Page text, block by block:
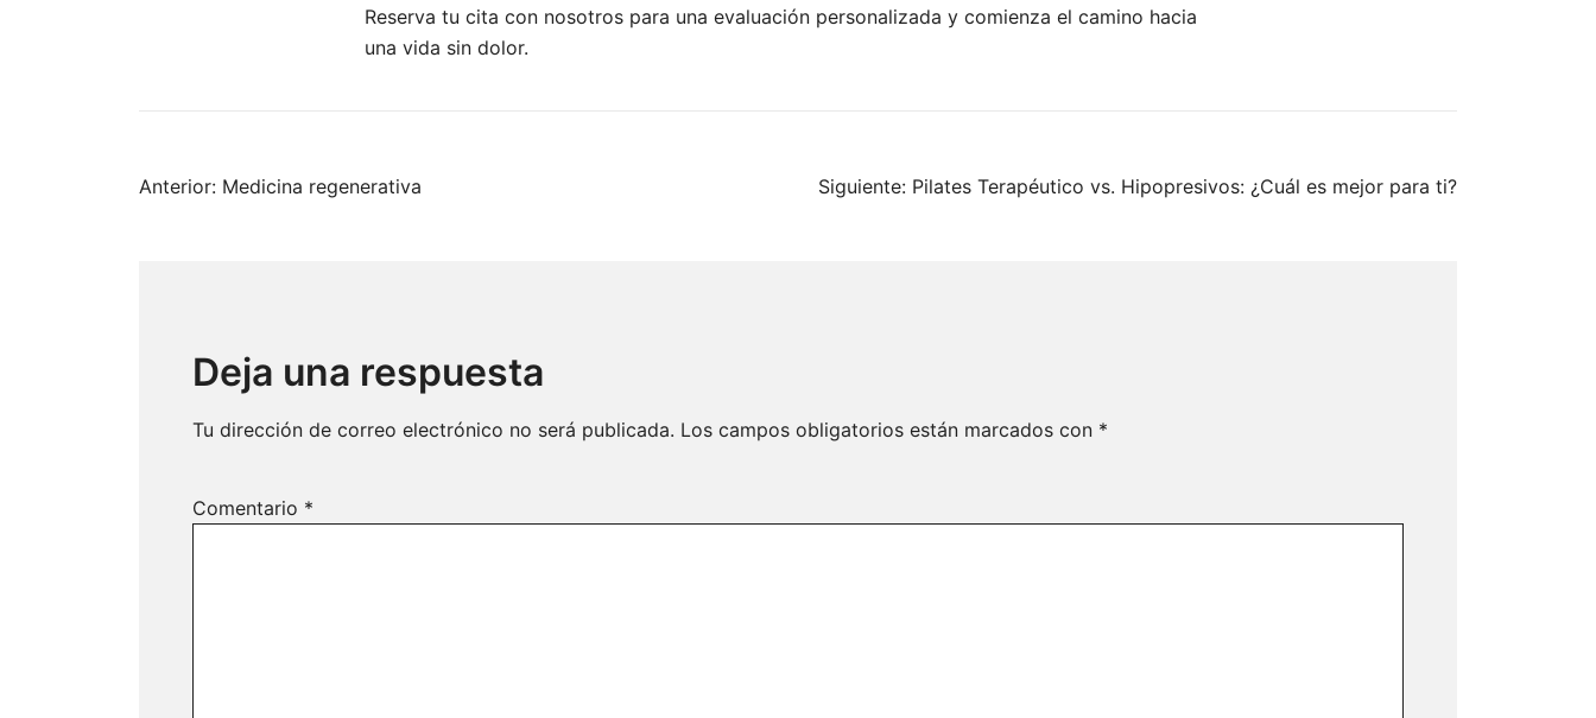
Reserva tu cita con nosotros para una evaluación personalizada y comienza el camino hacia
una vida sin dolor.
Navegación
entradas
Anterior: Medicina regenerativa Siguiente: Pilates Terapéutico vs. Hipopresivos: ¿Cuál es mejor para ti?
Deja una respuesta
Tu dirección de correo electrónico no será publicada. Los campos obligatorios están marcados con *
Comentario *